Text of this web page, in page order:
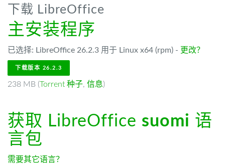
下载 LibreOffice
主安装程序
已选择: LibreOffice 26.2.3 用于 Linux x64 (rpm) - 更改？
下载版本 26.2.3
238 MB (Torrent 种子, 信息)
获取 LibreOffice suomi 语
言包
需要其它语言？